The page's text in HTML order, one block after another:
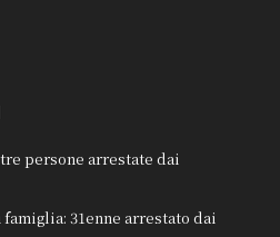
persone arrestate dai
31enne arrestato dai